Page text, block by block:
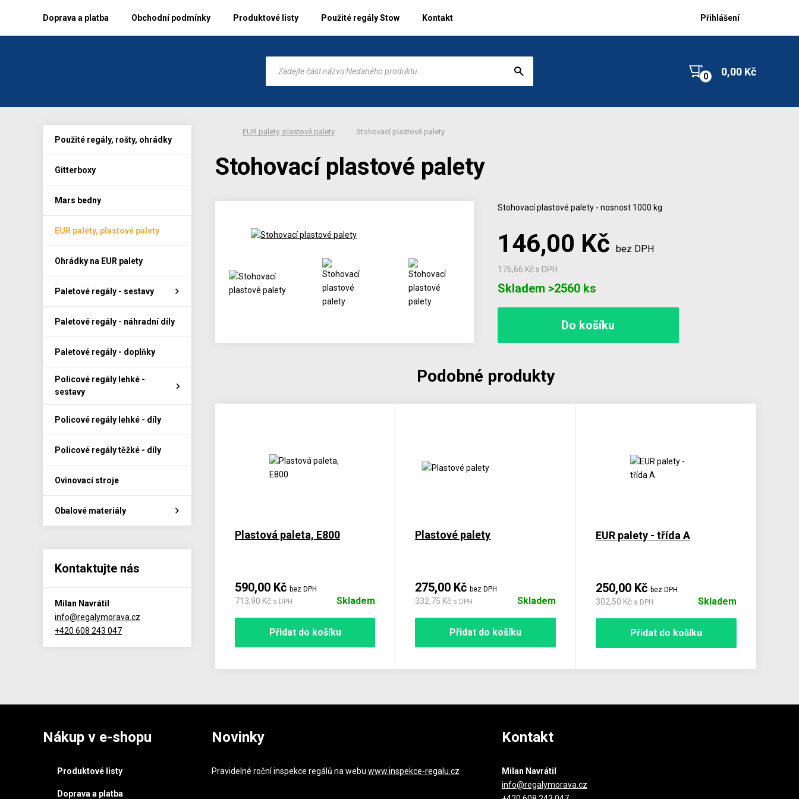
Doprava a platba Obchodní podmínky Produktové listy Použité regály Stow Kontakt Přihlášení
0,00 Kč
EUR palety, plastové palety Stohovací plastové palety
Stohovací plastové palety
Stohovací plastové palety - nosnost 1000 kg
146,00 Kč bez DPH
176,66 Kčs DPH
Skladem >2560 ks
Podobné produkty
Plastová paleta, E800
590,00 Kč bez DPH
713,90 Kč s DPH Skladem
Přidat do košíku
Plastové palety
275,00 Kčbez DPH
332,75 Kč s DPH Skladem
Přidat do košíku
EUR palety - třída A
250,00 Kč bez DPH
302,50 Kč s DPH Skladem
Přidat do košíku
Použité regály, rošty, ohrádky
Gitterboxy
Mars bedny
EUR palety, plastové palety
Ohrádky na EUR palety
Paletové regály - sestavy
Paletové regály - náhradní díly
Paletové regály - doplňky
Policové regály lehké -
sestavy
Policové regály lehké - díly
Policové regály těžké - díly
Ovinovací stroje
Obalové materiály
Kontaktujte nás
Milan Navrátil
info@regalymorava.cz
+420 608 243 047
Nákup v e-shopu
Produktové listy
Doprava a platba
Novinky
Pravidelné roční inspekce regálů na webu www.inspekce-regalu.cz
Kontakt
Milan Navrátil
info@regalymorava.cz